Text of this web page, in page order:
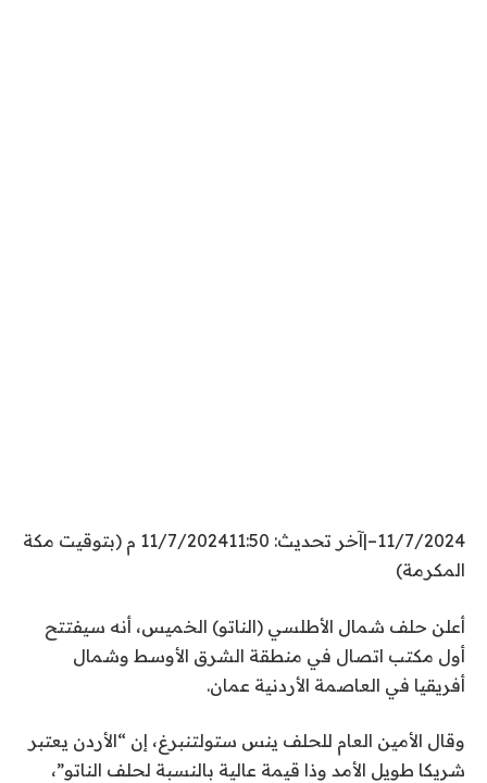
11/7/2024
–
|آخر تحديث: 11/7/2024
11:50 م (بتوقيت مكة
المكرمة)
أعلن حلف شمال الأطلسي (الناتو) الخميس، أنه سيفتتح
أول مكتب اتصال في منطقة الشرق الأوسط وشمال
أفريقيا في العاصمة الأردنية عمان.
وقال الأمين العام للحلف ينس ستولتنبرغ، إن “الأردن يعتبر
شريكا طويل الأمد وذا قيمة عالية بالنسبة لحلف الناتو”،